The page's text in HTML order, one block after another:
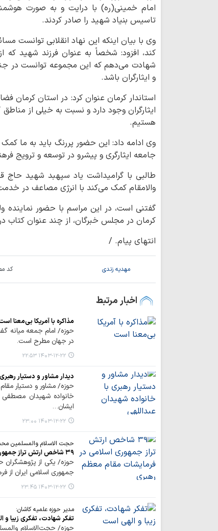
امام خمینی(ره) با درایت و به صورت
تاسیس بنیاد شهید را صادر کردند.
وی با بیان اینکه این نهاد انقلابی توانست
کند، افزود: شخصاً به عنوان فرزند شهید که
شهادت می‌دهم که این مجموعه توانست در
و ایثارگران باشد.
استاندار کرمان عنوان کرد: در استان
ایثارگران وجود دارد و نسبت به خیلی از
هستیم.
وی ادامه داد: این حضور پررنگ باید به ما
جامعه ایثارگری و پیشرو در توسعه و ترویج
طالبی با گرامیداشت یاد سپهبد شهید حاج
والامقام کمک می‌کند با انرژی مصاعف در
گفتنی است، در این مراسم با حضور نماینده
کرمان در مجلس خبرگان، از چند عنوان کتاب
انتهای پیام. /
مهدیه زندی کد
اخبار مرتبط
مذاکره با آمریکا بی‌معنا
حوزه/ امام جمعه میانه
در جهان مطرح است.
۱۴۰۳-۱۲-۲۲ ۲۲:۵۳
دیدار مشاور و دستیار
حوزه/ مشاور و دستیار
خانواده شهیدان
ایشان…
۱۴۰۳-۱۲-۲۲ ۲۳:۰۰
حجت الاسلام والمسلمین
۳۹ شاخص ارتش تراز جمهوری اسلامی در فرمایشات مقام معظم رهبری
جمهوری اسلامی ایران
۱۴۰۳-۱۲-۲۲ ۲۳:۴۵
مدیر حوزه علمیه کاشان:
تفکر شهادت، تفکری زیبا و
حوزه/ حجت‌الاسلام